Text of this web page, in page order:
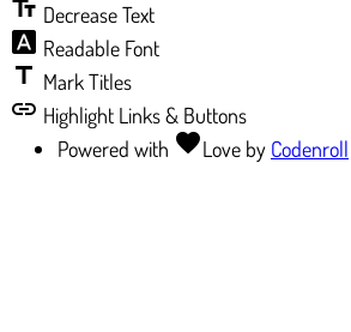
text_fields Decrease Text
font_download Readable Font
title Mark Titles
link Highlight Links & Buttons
Powered with favoriteLove by Codenroll